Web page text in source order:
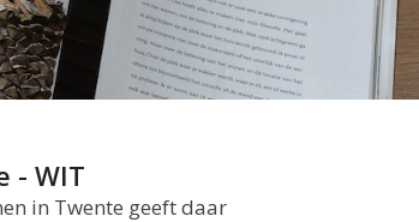
- WIT
in Twente geeft daar